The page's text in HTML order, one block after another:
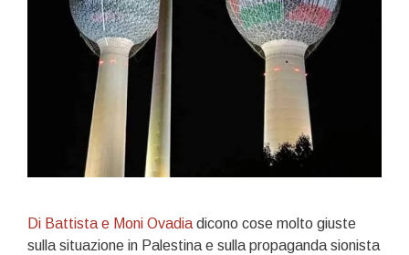
Di Battista e Moni Ovadia dicono cose molto giuste
sulla situazione in Palestina e sulla propaganda sionista